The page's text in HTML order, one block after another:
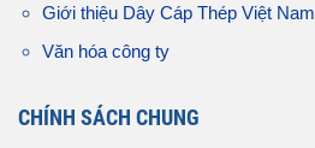
Giới thiệu Dây Cáp Thép Việt Nam
Văn hóa công ty
CHÍNH SÁCH CHUNG